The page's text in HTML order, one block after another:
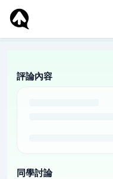
評論內容
同學討論